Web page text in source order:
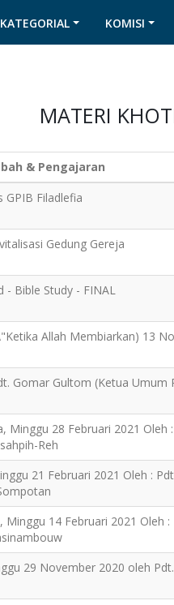
KOMISI
MATERI
& Pengajaran
GPIB Filadlefia
Gedung Gereja
- Bible Study - FINAL
Allah Membiarkan) 13
Gomar Gultom (Ketua Umum
Minggu 28 Februari 2021 Oleh
Reh
21 Februari 2021 Oleh :
Minggu 14 Februari 2021 Oleh :
29 November 2020 oleh Pdt.